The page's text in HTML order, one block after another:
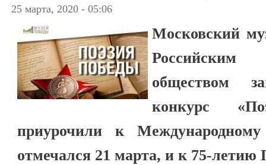
25 марта, 2020 - 05:06
Московский
Российским
обществом
конкурс
приурочили к
отмечался 21 марта, и к 75-летию